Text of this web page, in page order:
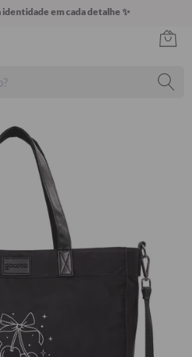
em cada detalhe ✨